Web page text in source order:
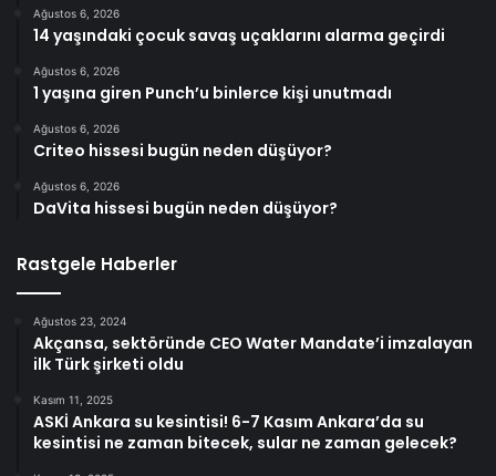
Ağustos 6, 2026
14 yaşındaki çocuk savaş uçaklarını alarma geçirdi
Ağustos 6, 2026
1 yaşına giren Punch’u binlerce kişi unutmadı
Ağustos 6, 2026
Criteo hissesi bugün neden düşüyor?
Ağustos 6, 2026
DaVita hissesi bugün neden düşüyor?
Rastgele Haberler
Ağustos 23, 2024
Akçansa, sektöründe CEO Water Mandate’i imzalayan
ilk Türk şirketi oldu
Kasım 11, 2025
ASKİ Ankara su kesintisi! 6-7 Kasım Ankara’da su
kesintisi ne zaman bitecek, sular ne zaman gelecek?